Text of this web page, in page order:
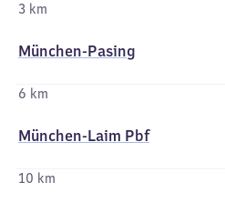
3 km
München-Pasing
6 km
München-Laim Pbf
10 km